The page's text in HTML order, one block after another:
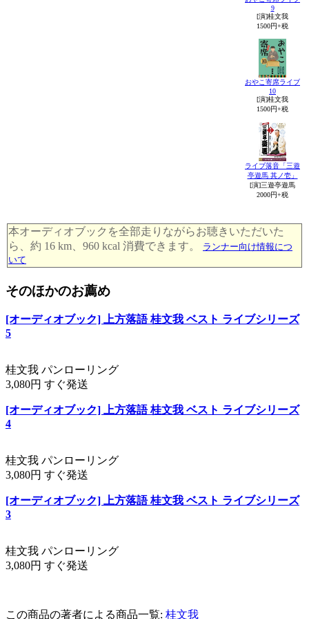
9
[演]桂文我
1500円+税
おやこ寄席ライブ
10
[演]桂文我
1500円+税
ライブ落音「三遊
亭遊馬 其ノ壱」
[演]三遊亭遊馬
2000円+税
本オーディオブックを全部走りながらお聴きいただいた
ら、約 16 km、960 kcal 消費できます。
ランナー向け情報につ
いて
そのほかのお薦め
[オーディオブック] 上方落語 桂文我 ベスト ライブシリーズ
5
桂文我 パンローリング
3,080円 すぐ発送
[オーディオブック] 上方落語 桂文我 ベスト ライブシリーズ
4
桂文我 パンローリング
3,080円 すぐ発送
[オーディオブック] 上方落語 桂文我 ベスト ライブシリーズ
3
桂文我 パンローリング
3,080円 すぐ発送
この商品の著者による商品一覧: 桂文我